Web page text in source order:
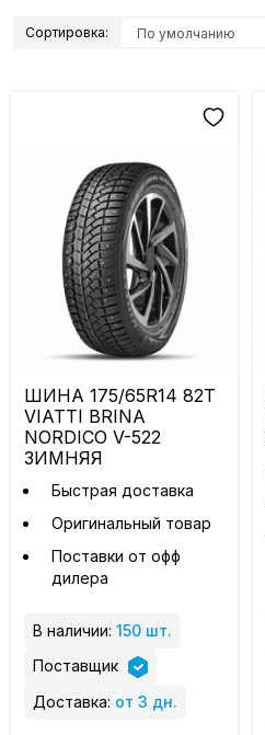
Сортировка:
ШИНА 175/65R14 82T
VIATTI BRINA
NORDICO V-522
ЗИМНЯЯ
Быстрая доставка
Оригинальный товар
Поставки от офф
дилера
В наличии: 150 шт.
Поставщик
Доставка: от 3 дн.